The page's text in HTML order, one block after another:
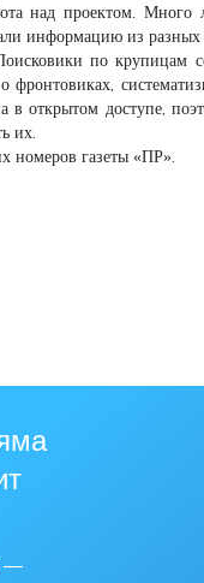
над проектом. Много
информацию из
по крупицам
открытом доступе,
их.
номеров газеты «ПР».
—